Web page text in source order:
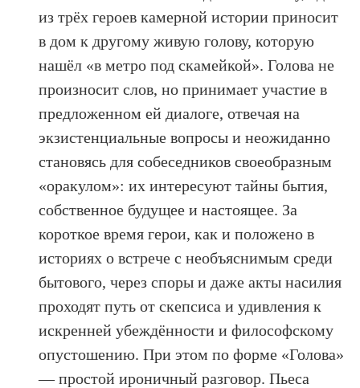
из трёх героев камерной истории приносит
в дом к другому живую голову, которую
нашёл «в метро под скамейкой». Голова не
произносит слов, но принимает участие в
предложенном ей диалоге, отвечая на
экзистенциальные вопросы и неожиданно
становясь для собеседников своеобразным
«оракулом»: их интересуют тайны бытия,
собственное будущее и настоящее. За
короткое время герои, как и положено в
историях о встрече с необъяснимым среди
бытового, через споры и даже акты насилия
проходят путь от скепсиса и удивления к
искренней убеждённости и философскому
опустошению. При этом по форме «Голова»
— простой ироничный разговор. Пьеса